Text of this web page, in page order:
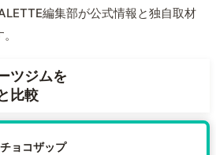
編集部が公式情報と独自取材
ツジムを
比較
チョコザップ